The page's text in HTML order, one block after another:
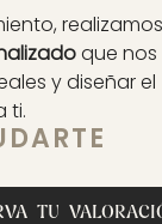
que nos
y diseñar el
ti.
TU